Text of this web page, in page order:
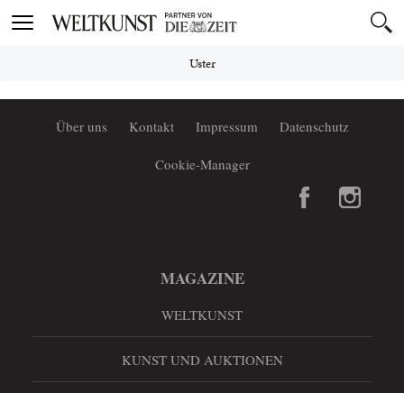
Toggle
Uster
Über uns Kontakt Impressum Datenschutz
Cookie-Manager
MAGAZINE
WELTKUNST
KUNST UND AUKTIONEN